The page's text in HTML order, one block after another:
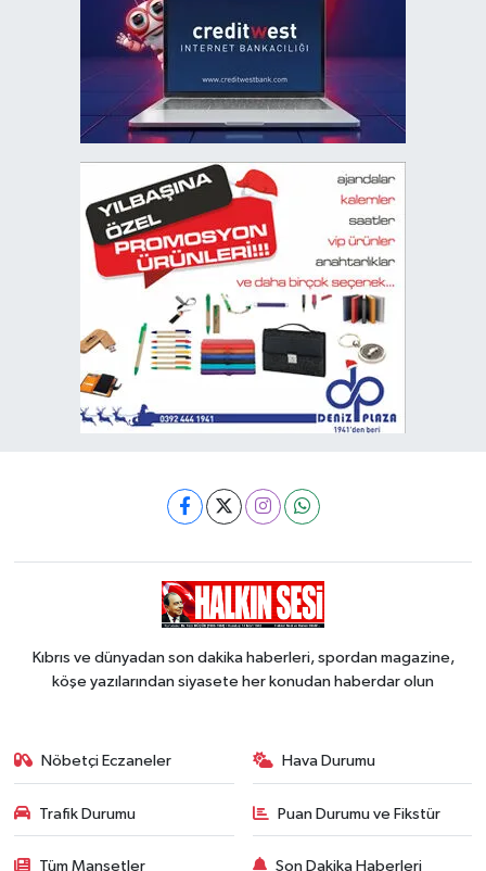
Kıbrıs ve dünyadan son dakika haberleri, spordan magazine,
köşe yazılarından siyasete her konudan haberdar olun
Nöbetçi Eczaneler Hava Durumu
Trafik Durumu Puan Durumu ve Fikstür
Tüm Manşetler Son Dakika Haberleri